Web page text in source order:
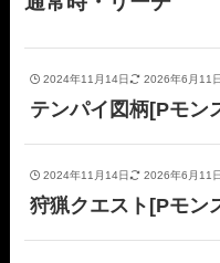
2024年11月14日 2026年6月11日
テンパイ図柄[Pモン
2024年11月14日 2026年6月11日
狩猟クエスト[Pモン